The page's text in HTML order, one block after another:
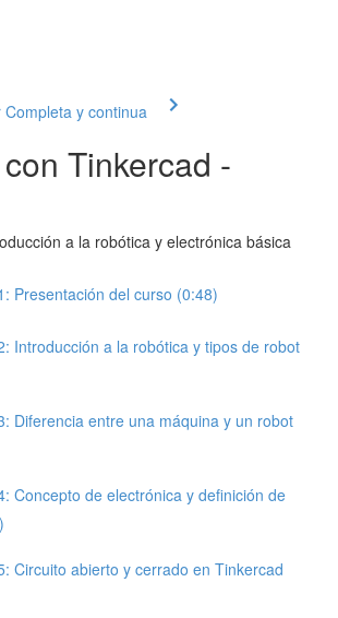
Completa y continua
Tinkercad -
a la robótica y electrónica básica
Presentación del curso (0:48)
Introducción a la robótica y tipos de robot
Diferencia entre una máquina y un robot
Concepto de electrónica y definición de
Circuito abierto y cerrado en Tinkercad